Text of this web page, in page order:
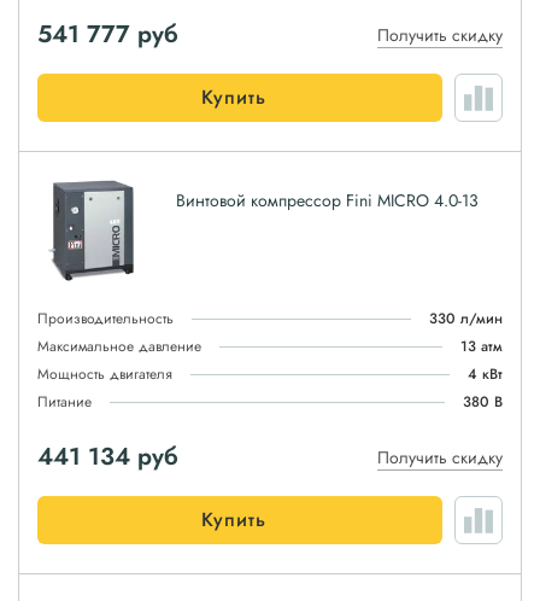
541 777 руб Получить скидку
Купить
Винтовой компрессор Fini MICRO 4.0-13
Производительность
330 л/мин
Максимальное давление
13 атм
Мощность двигателя
4 кВт
Питание
380 В
441 134 руб Получить скидку
Купить